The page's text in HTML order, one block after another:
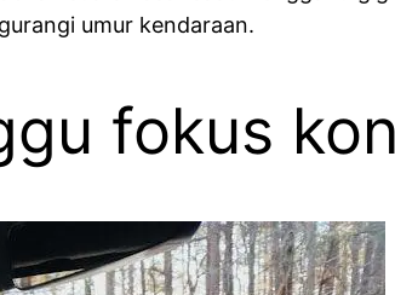
umur kendaraan.
fokus